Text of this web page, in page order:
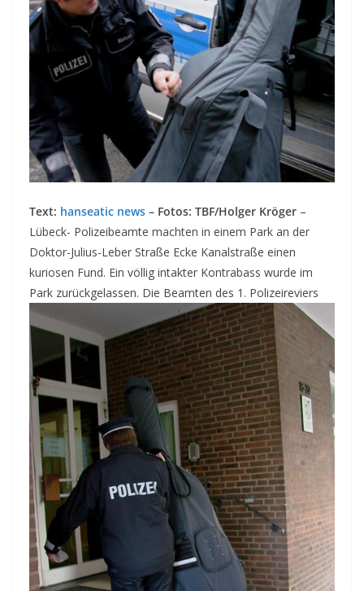
Text: hanseatic news – Fotos: TBF/Holger Kröger –
Lübeck- Polizeibeamte machten in einem Park an der
Doktor-Julius-Leber Straße Ecke Kanalstraße einen
kuriosen Fund. Ein völlig intakter Kontrabass wurde im
Park zurückgelassen. Die Beamten des 1. Polizeireviers